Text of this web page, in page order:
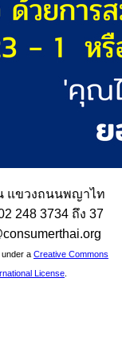
แขวงถนนพญาไท
248 3734 ถึง 37
under a Creative Commons
License